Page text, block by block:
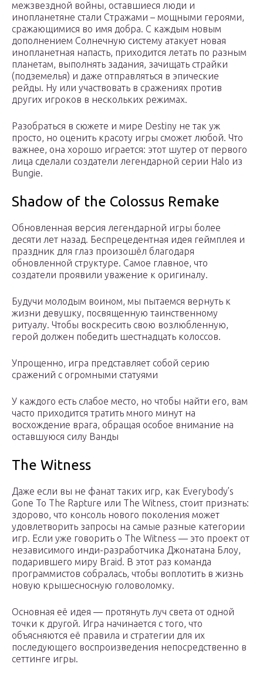
межзвездной войны, оставшиеся люди и
инопланетяне стали Стражами – мощными героями,
сражающимися во имя добра. С каждым новым
дополнением Солнечную систему атакует новая
инопланетная напасть, приходится летать по разным
планетам, выполнять задания, зачищать страйки
(подземелья) и даже отправляться в эпические
рейды. Ну или участвовать в сражениях против
других игроков в нескольких режимах.
Разобраться в сюжете и мире Destiny не так уж
просто, но оценить красоту игры сможет любой. Что
важнее, она хорошо играется: этот шутер от первого
лица сделали создатели легендарной серии Halo из
Bungie.
Shadow of the Colossus Remake
Обновленная версия легендарной игры более
десяти лет назад. Беспрецедентная идея геймплея и
праздник для глаз произошёл благодаря
обновленной структуре. Самое главное, что
создатели проявили уважение к оригиналу.
Будучи молодым воином, мы пытаемся вернуть к
жизни девушку, посвященную таинственному
ритуалу. Чтобы воскресить свою возлюбленную,
герой должен победить шестнадцать колоссов.
Упрощенно, игра представляет собой серию
сражений с огромными статуями
У каждого есть слабое место, но чтобы найти его, вам
часто приходится тратить много минут на
восхождение врага, обращая особое внимание на
оставшуюся силу Ванды
The Witness
Даже если вы не фанат таких игр, как Everybody’s
Gone To The Rapture или The Witness, стоит признать:
здорово, что консоль нового поколения может
удовлетворить запросы на самые разные категории
игр. Если уже говорить о The Witness — это проект от
независимого инди-разработчика Джонатана Блоу,
подарившего миру Braid. В этот раз команда
программистов собралась, чтобы воплотить в жизнь
новую крышесносную головоломку.
Основная её идея — протянуть луч света от одной
точки к другой. Игра начинается с того, что
объясняются её правила и стратегии для их
последующего воспроизведения непосредственно в
сеттинге игры.